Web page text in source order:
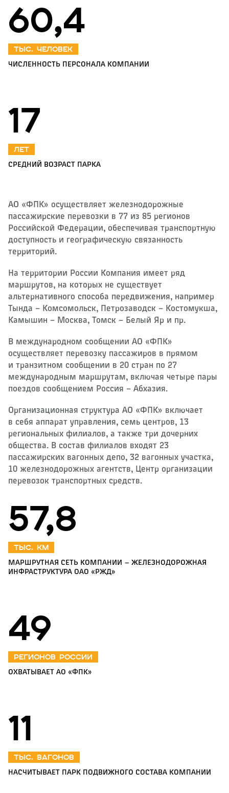
60,4
тыс. человек
ЧИСЛЕННОСТЬ ПЕРСОНАЛА КОМПАНИИ
17
лет
СРЕДНИЙ ВОЗРАСТ ПАРКА
АО «ФПК» осуществляет железнодорожные
пассажирские перевозки в 77 из 85 регионов
Российской Федерации, обеспечивая транспортную
доступность и географическую связанность
территорий.
На территории России Компания имеет ряд
маршрутов, на которых не существует
альтернативного способа передвижения, например
Тында – Комсомольск, Петрозаводск – Костомукша,
Камышин – Москва, Томск – Белый Яр и пр.
В международном сообщении АО «ФПК»
осуществляет перевозку пассажиров в прямом
и транзитном сообщении в 20 стран по 27
международным маршрутам, включая четыре пары
поездов сообщением Россия – Абхазия.
Организационная структура АО «ФПК» включает
в себя аппарат управления, семь центров, 13
региональных филиалов, а также три дочерних
общества. В состав филиалов входят 23
пассажирских вагонных депо, 32 вагонных участка,
10 железнодорожных агентств, Центр организации
перевозок транспортных средств.
61,3
тыс. км
МАРШРУТНАЯ СЕТЬ КОМПАНИИ — ЖЕЛЕЗНОДОРОЖНАЯ
ИНФРАСТРУКТУРА ОАО «РЖД»
52
регионов России
ОХВАТЫВАЕТ АО «ФПК»
12
тыс. вагонов
НАСЧИТЫВАЕТ ПАРК ПОДВИЖНОГО СОСТАВА КОМПАНИИ